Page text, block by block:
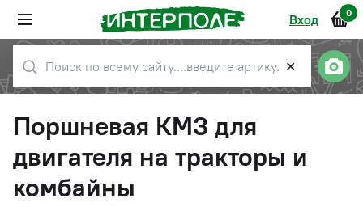
Вход 0
✕
Поршневая КМЗ для
двигателя на тракторы и
комбайны